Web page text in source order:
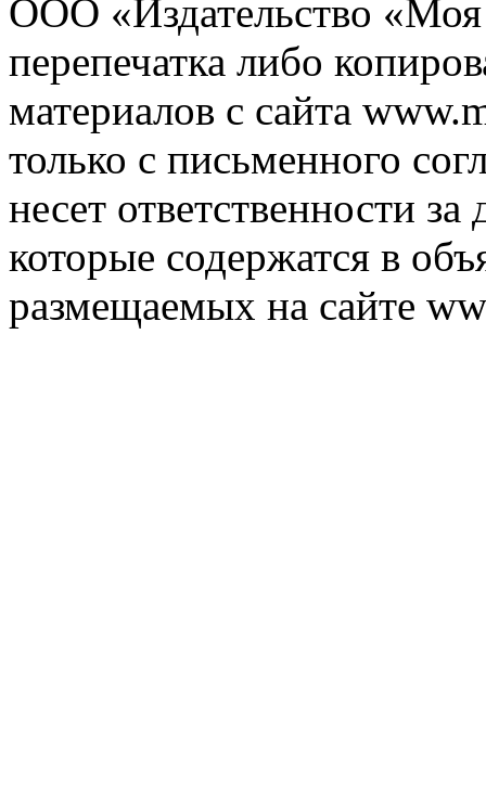
ООО «Издательство
перепечатка либо
материалов с сайта
только с письменного
несет ответственности
которые содержатся в
размещаемых на сайте